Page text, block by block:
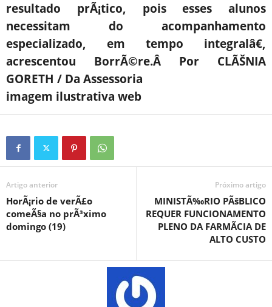
resultado prÃ¡tico, pois esses alunos
necessitam do acompanhamento
especializado, em tempo integralâ€,
acrescentou BorrÃ©re.Â Por CLÃŠNIA
GORETH / Da Assessoria
imagem ilustrativa web
Artigo anterior
HorÃ¡rio de verÃ£o
comeÃ§a no prÃ³ximo
domingo (19)
Próximo artigo
MINISTÃ‰RIO PÃšBLICO
REQUER FUNCIONAMENTO
PLENO DA FARMÃCIA DE
ALTO CUSTO